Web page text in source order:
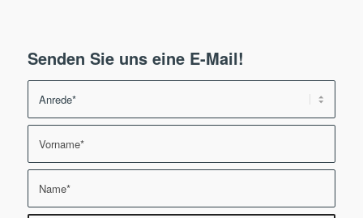
Senden Sie uns eine E-Mail!